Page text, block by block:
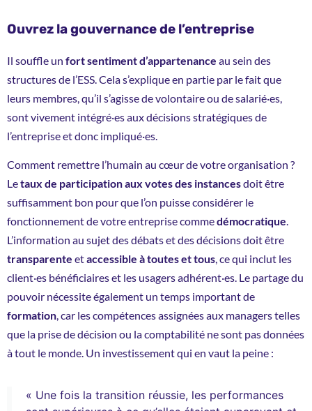
Ouvrez la gouvernance de l’entreprise
Il souffle un fort sentiment d’appartenance au sein des
structures de l’ESS. Cela s’explique en partie par le fait que
leurs membres, qu’il s’agisse de volontaire ou de salarié·es,
sont vivement intégré·es aux décisions stratégiques de
l’entreprise et donc impliqué·es.
Comment remettre l’humain au cœur de votre organisation ?
Letaux de participation aux votes des instancesdoit être
suffisamment bon pour que l’on puisse considérer le
fonctionnement de votre entreprise commedémocratique.
L’information au sujet des débats et des décisions doit être
transparente etaccessible à toutes et tous, ce qui inclut les
client·es bénéficiaires et les usagers adhérent·es. Le partage du
pouvoir nécessite également un temps important de
formation, car les compétences assignées aux managers telles
que la prise de décision ou la comptabilité ne sont pas données
à tout le monde. Un investissement qui en vaut la peine :
« Une fois la transition réussie, les performances